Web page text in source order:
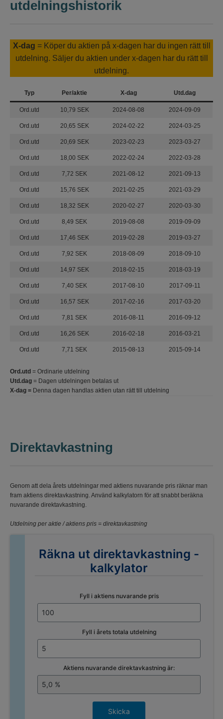
utdelningshistorik
X-dag = Köper du aktien på x-dagen har du ingen rätt till
utdelning. Säljer du aktien under x-dagen har du rätt till
utdelning.
Typ Per/aktie X-dag Utd.dag
Ord.utd 10,79 SEK 2024-08-08 2024-09-09
Ord.utd 20,65 SEK 2024-02-22 2024-03-25
Ord.utd 20,69 SEK 2023-02-23 2023-03-27
Ord.utd 18,00 SEK 2022-02-24 2022-03-28
Ord.utd 7,72 SEK 2021-08-12 2021-09-13
Ord.utd 15,76 SEK 2021-02-25 2021-03-29
Ord.utd 18,32 SEK 2020-02-27 2020-03-30
Ord.utd 8,49 SEK 2019-08-08 2019-09-09
Ord.utd 17,46 SEK 2019-02-28 2019-03-27
Ord.utd 7,92 SEK 2018-08-09 2018-09-10
Ord.utd 14,97 SEK 2018-02-15 2018-03-19
Ord.utd 7,40 SEK 2017-08-10 2017-09-11
Ord.utd 16,57 SEK 2017-02-16 2017-03-20
Ord.utd 7,81 SEK 2016-08-11 2016-09-12
Ord.utd 16,26 SEK 2016-02-18 2016-03-21
Ord.utd 7,71 SEK 2015-08-13 2015-09-14
Ord.utd = Ordinarie utdelning
Utd.dag = Dagen utdelningen betalas ut
X-dag = Denna dagen handlas aktien utan rätt till utdelning
Direktavkastning
Genom att dela årets utdelningar med aktiens nuvarande pris räknar man
fram aktiens direktavkastning. Använd kalkylatorn för att snabbt beräkna
nuvarande direktavkastning.
Utdelning per aktie / aktiens pris = direktavkastning
Räkna ut direktavkastning -
kalkylator
Fyll i aktiens nuvarande pris
Fyll i årets totala utdelning
Aktiens nuvarande direktavkastning är:
Skicka